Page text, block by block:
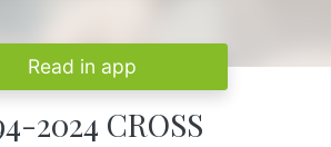
Read in app
2024 CROSS